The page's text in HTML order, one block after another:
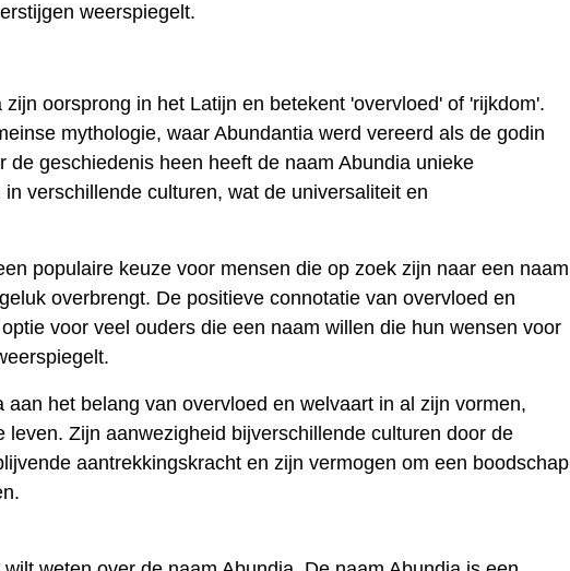
weerspiegelt.
oorsprong in het Latijn en betekent 'overvloed' of 'rijkdom'.
mythologie, waar Abundantia werd vereerd als de godin
geschiedenis heen heeft de naam Abundia unieke
verschillende culturen, wat de universaliteit en
populaire keuze voor mensen die op zoek zijn naar een naam
overbrengt. De positieve connotatie van overvloed en
voor veel ouders die een naam willen die hun wensen voor
het belang van overvloed en welvaart in al zijn vormen,
Zijn aanwezigheid bijverschillende culturen door de
aantrekkingskracht en zijn vermogen om een ​​boodschap